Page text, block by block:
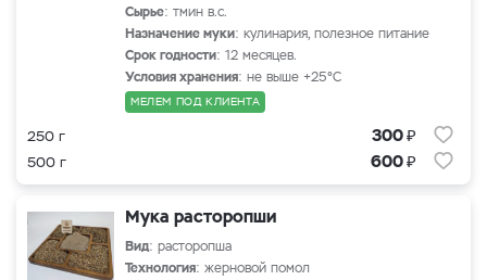
Сырье: тмин в.с.
Назначение муки: кулинария, полезное питание
Срок годности: 12 месяцев.
Условия хранения: не выше +25°С
МЕЛЕМ ПОД КЛИЕНТА
250 г 300₽
500 г 600₽
Мука расторопши
Вид: расторопша
Технология: жерновой помол